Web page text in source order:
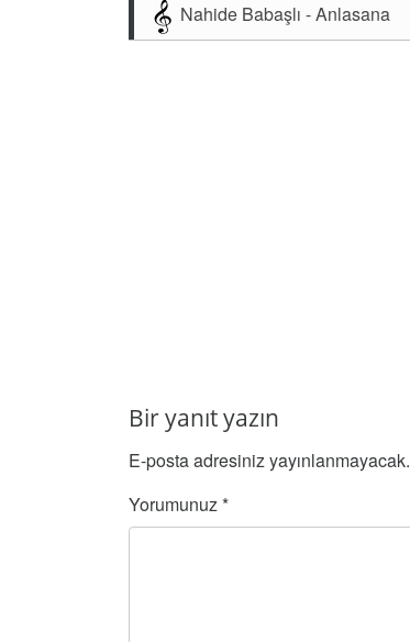
Nahide Babaşlı - Anlasana
Bir yanıt yazın
E-posta adresiniz yayınlanmayacak.
Yorumunuz*